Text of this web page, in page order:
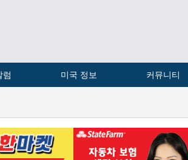
미국 정보 커뮤니티